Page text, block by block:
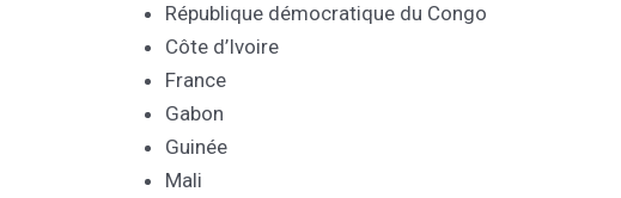
République démocratique du Congo
Côte d’Ivoire
France
Gabon
Guinée
Mali